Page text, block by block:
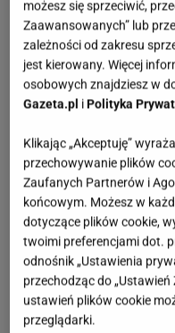
możesz się sprzeciwić,
Zaawansowanych” lub
zależności od zakresu
jest kierowany. Więcej
osobowych znajdziesz w
Gazeta.pl i Polityka
Klikając „Akceptuję”
przechowywanie plików
Zaufanych Partnerów i
końcowym. Możesz w
dotyczące plików cookie,
twoimi preferencjami dot.
odnośnik „Ustawienia
przechodząc do
ustawień plików cookie
przeglądarki.